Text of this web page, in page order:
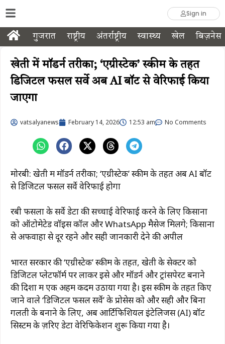
Sign in
गुजरात राष्ट्रीय अंतर्राष्ट्रीय स्वास्थ्य खेल बिज़नेस
खेती में मॉडर्न तरीका; ‘एग्रीस्टेक’ स्कीम के तहत
डिजिटल फसल सर्वे अब AI बॉट से वेरिफाई किया
जाएगा
vatsalyanews February 14, 2026 12:53 am No Comments
मोरबी: खेती में मॉडर्न तरीका; ‘एग्रीस्टेक’ स्कीम के तहत अब AI बॉट
से डिजिटल फसल सर्वे वेरिफाई होगा
रबी फसलों के सर्वे डेटा की सच्चाई वेरिफाई करने के लिए किसानों
को ऑटोमेटेड वॉइस कॉल और WhatsApp मैसेज मिलेंगे; किसानों
से अफवाहों से दूर रहने और सही जानकारी देने की अपील
भारत सरकार की ‘एग्रीस्टेक’ स्कीम के तहत, खेती के सेक्टर को
डिजिटल प्लेटफॉर्म पर लाकर इसे और मॉडर्न और ट्रांसपेरेंट बनाने
की दिशा में एक अहम कदम उठाया गया है। इस स्कीम के तहत किए
जाने वाले ‘डिजिटल फसल सर्वे’ के प्रोसेस को और सही और बिना
गलती के बनाने के लिए, अब आर्टिफिशियल इंटेलिजेंस (AI) बॉट
सिस्टम के ज़रिए डेटा वेरिफिकेशन शुरू किया गया है।